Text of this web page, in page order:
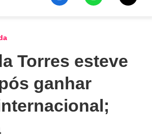
Torres esteve
ganhar